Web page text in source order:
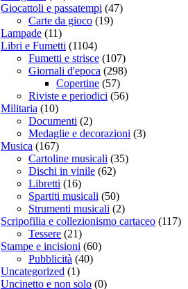
Giocattoli e passatempi (47)
Carte da gioco (19)
Lampade (11)
Libri e Fumetti (1104)
Fumetti e strisce (107)
Giornali d'epoca (298)
Copertine (57)
Riviste e periodici (56)
Militaria (10)
Documenti (2)
Medaglie e decorazioni (3)
Musica (167)
Cartoline musicali (35)
Dischi in vinile (62)
Libretti (16)
Spartiti musicali (50)
Strumenti musicali (2)
Scripofilia e collezionismo cartaceo (117)
Tessere (21)
Stampe e incisioni (60)
Pubblicità (40)
Uncategorized (1)
Uncinetto e non solo (0)